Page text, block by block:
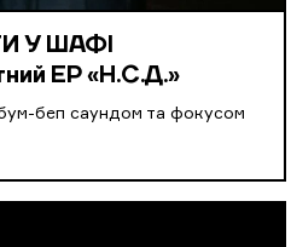
У ШАФІ
EP «Н.С.Д.»
бум-беп саундом та фокусом